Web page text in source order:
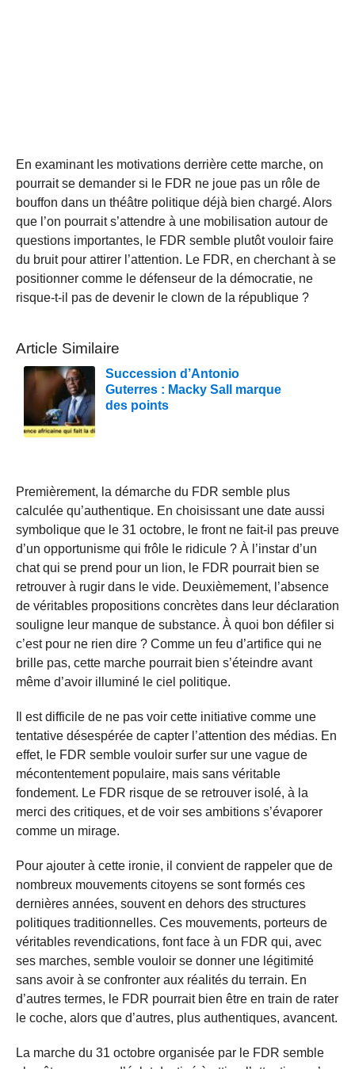
En examinant les motivations derrière cette marche, on
pourrait se demander si le FDR ne joue pas un rôle de
bouffon dans un théâtre politique déjà bien chargé. Alors
que l’on pourrait s’attendre à une mobilisation autour de
questions importantes, le FDR semble plutôt vouloir faire
du bruit pour attirer l’attention. Le FDR, en cherchant à se
positionner comme le défenseur de la démocratie, ne
risque-t-il pas de devenir le clown de la république ?
Article Similaire
Succession d’Antonio
Guterres : Macky Sall marque
des points
Premièrement, la démarche du FDR semble plus
calculée qu’authentique. En choisissant une date aussi
symbolique que le 31 octobre, le front ne fait-il pas preuve
d’un opportunisme qui frôle le ridicule ? À l’instar d’un
chat qui se prend pour un lion, le FDR pourrait bien se
retrouver à rugir dans le vide. Deuxièmement, l’absence
de véritables propositions concrètes dans leur déclaration
souligne leur manque de substance. À quoi bon défiler si
c’est pour ne rien dire ? Comme un feu d’artifice qui ne
brille pas, cette marche pourrait bien s’éteindre avant
même d’avoir illuminé le ciel politique.
Il est difficile de ne pas voir cette initiative comme une
tentative désespérée de capter l’attention des médias. En
effet, le FDR semble vouloir surfer sur une vague de
mécontentement populaire, mais sans véritable
fondement. Le FDR risque de se retrouver isolé, à la
merci des critiques, et de voir ses ambitions s’évaporer
comme un mirage.
Pour ajouter à cette ironie, il convient de rappeler que de
nombreux mouvements citoyens se sont formés ces
dernières années, souvent en dehors des structures
politiques traditionnelles. Ces mouvements, porteurs de
véritables revendications, font face à un FDR qui, avec
ses marches, semble vouloir se donner une légitimité
sans avoir à se confronter aux réalités du terrain. En
d’autres termes, le FDR pourrait bien être en train de rater
le coche, alors que d’autres, plus authentiques, avancent.
La marche du 31 octobre organisée par le FDR semble